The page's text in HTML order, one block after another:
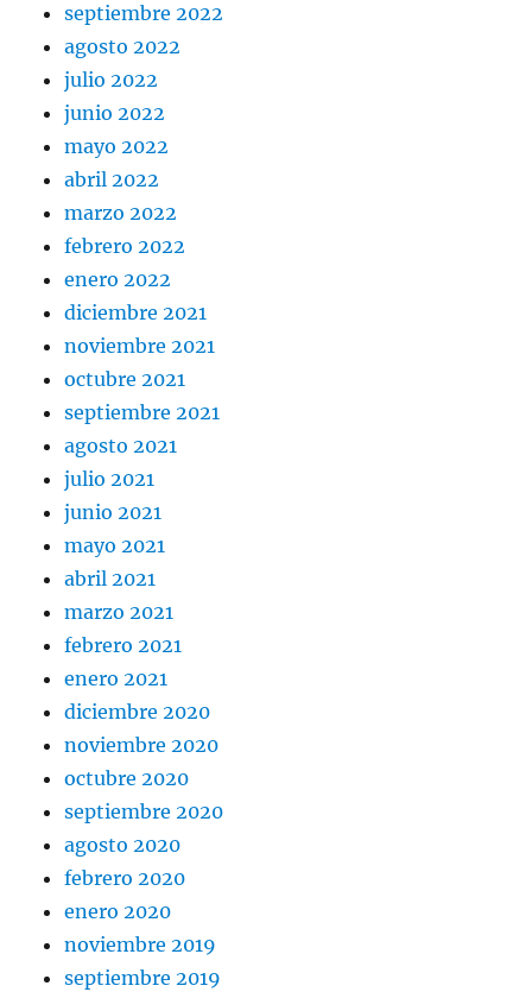
septiembre 2022
agosto 2022
julio 2022
junio 2022
mayo 2022
abril 2022
marzo 2022
febrero 2022
enero 2022
diciembre 2021
noviembre 2021
octubre 2021
septiembre 2021
agosto 2021
julio 2021
junio 2021
mayo 2021
abril 2021
marzo 2021
febrero 2021
enero 2021
diciembre 2020
noviembre 2020
octubre 2020
septiembre 2020
agosto 2020
febrero 2020
enero 2020
noviembre 2019
septiembre 2019